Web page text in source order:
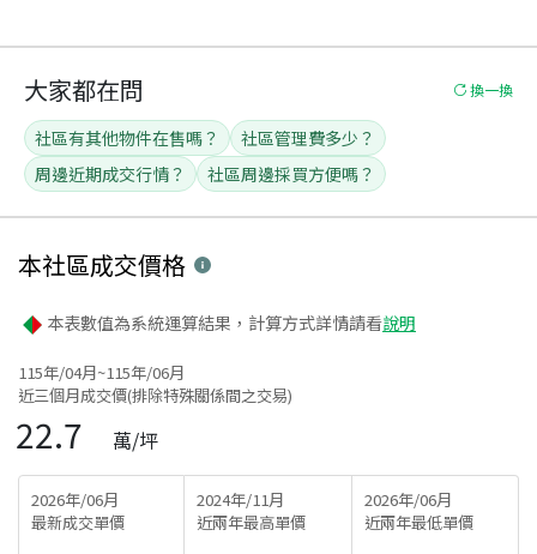
大家都在問 換一換
社區有其他物件在售嗎？
社區管理費多少？
周邊近期成交行情？
社區周邊採買方便嗎？
本社區成交價格
本表數值為系統運算結果，計算方式詳情請看說明
115年/04月~115年/06月
近三個月成交價(排除特殊關係間之交易)
22.7 萬/坪
2026年/06月
最新成交單價
2024年/11月
近兩年最高單價
2026年/06月
近兩年最低單價